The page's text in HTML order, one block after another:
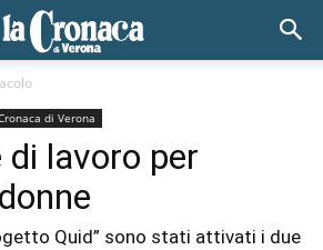
di Verona
di lavoro per
Quid” sono stati attivati i due